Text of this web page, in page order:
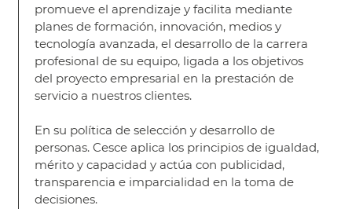
promueve el aprendizaje y facilita mediante
planes de formación, innovación, medios y
tecnología avanzada, el desarrollo de la carrera
profesional de su equipo, ligada a los objetivos
del proyecto empresarial en la prestación de
servicio a nuestros clientes.
En su política de selección y desarrollo de
personas. Cesce aplica los principios de igualdad,
mérito y capacidad y actúa con publicidad,
transparencia e imparcialidad en la toma de
decisiones.